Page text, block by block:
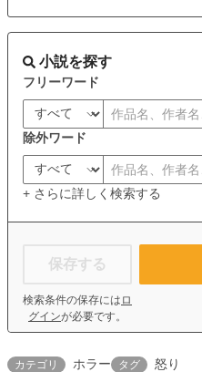
小説を探す
フリーワード
除外ワード
+ さらに詳しく検索する
保存する
検索条件の保存には ロ
グインが必要です。
カテゴリ ホラー タグ 怒り